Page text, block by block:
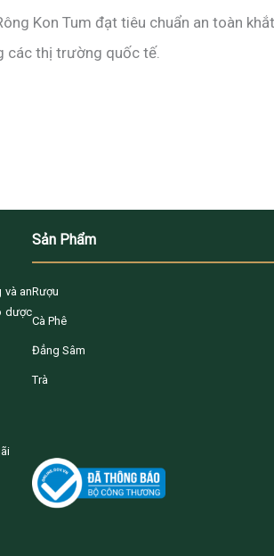
Kon Tum đạt tiêu chuẩn an toàn
các thị trường quốc tế.
và an
dược
Sản Phẩm
Rượu
Cà Phê
Đẳng Sâm
Trà